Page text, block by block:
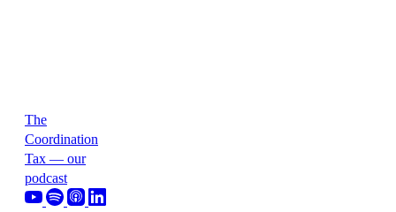
The
Coordination
Tax — our
podcast